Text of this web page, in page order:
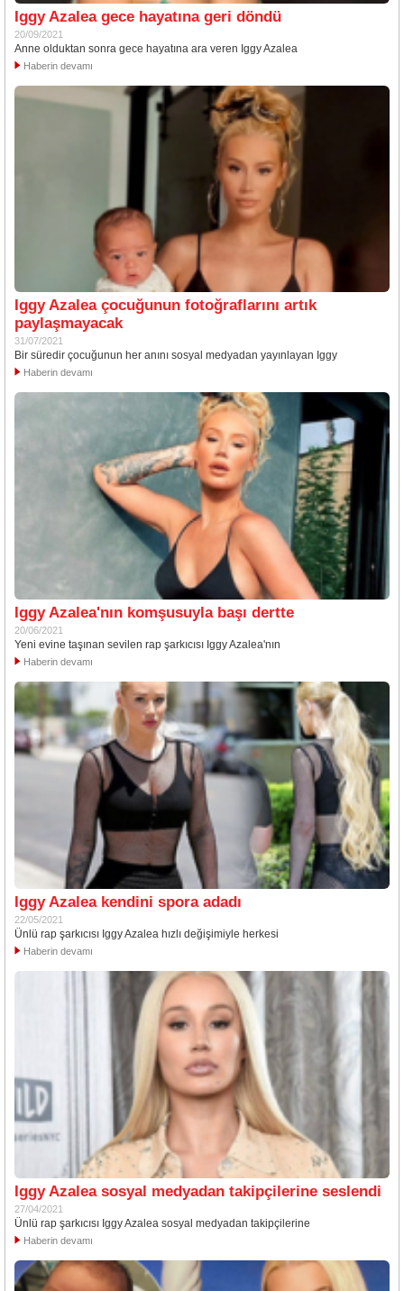
Iggy Azalea gece hayatına geri döndü
20/09/2021
Anne olduktan sonra gece hayatına ara veren Iggy Azalea
Haberin devamı
Iggy Azalea çocuğunun fotoğraflarını artık
paylaşmayacak
31/07/2021
Bir süredir çocuğunun her anını sosyal medyadan yayınlayan Iggy
Haberin devamı
Iggy Azalea'nın komşusuyla başı dertte
20/06/2021
Yeni evine taşınan sevilen rap şarkıcısı Iggy Azalea'nın
Haberin devamı
Iggy Azalea kendini spora adadı
22/05/2021
Ünlü rap şarkıcısı Iggy Azalea hızlı değişimiyle herkesi
Haberin devamı
Iggy Azalea sosyal medyadan takipçilerine seslendi
27/04/2021
Ünlü rap şarkıcısı Iggy Azalea sosyal medyadan takipçilerine
Haberin devamı